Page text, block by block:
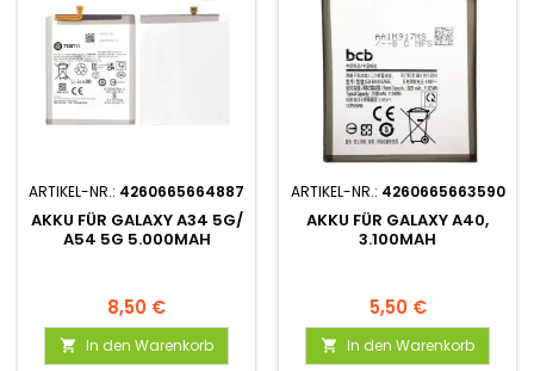
ARTIKEL-NR.: 4260665664887
AKKU FÜR GALAXY A34 5G/
A54 5G 5.000MAH
8,50 €
 In den Warenkorb
ARTIKEL-NR.: 4260665663590
AKKU FÜR GALAXY A40,
3.100MAH
5,50 €
 In den Warenkorb